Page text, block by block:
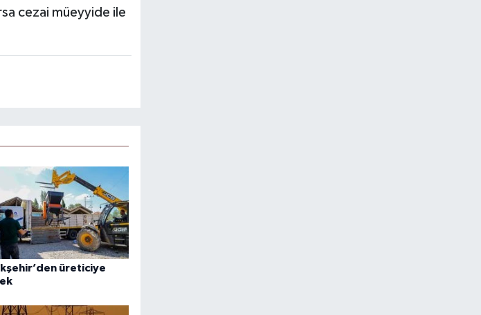
cezai müeyyide ile
üreticiye